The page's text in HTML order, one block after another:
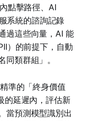
點擊路徑、AI
系統的諮詢記錄
過這些向量，AI 能
）的前提下，自動
同類群組」。
準的「終身價值
的延遲內，評估新
當預測模型識別出